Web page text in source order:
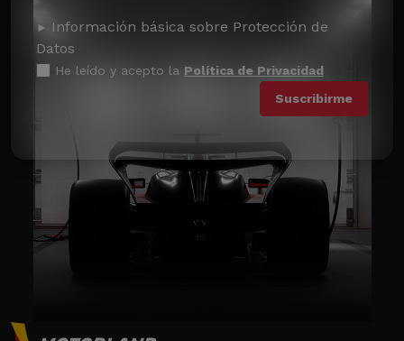
Información básica sobre Protección de
Datos
He leído y acepto la Política de Privacidad